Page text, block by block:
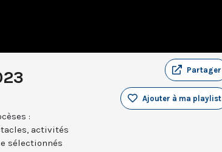
Partager
Ajouter à ma playlist
:
activités
sélectionnés